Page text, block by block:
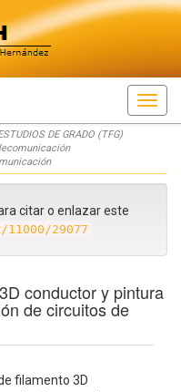
DE GRADO (TFG)
citar o enlazar este
29077
conductor y pintura
de circuitos de
filamento 3D